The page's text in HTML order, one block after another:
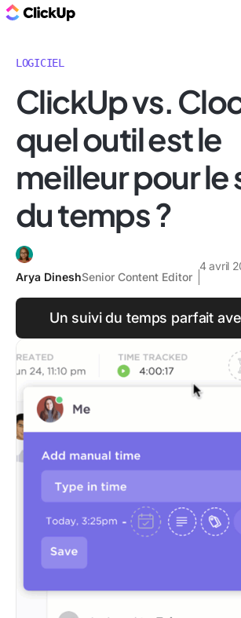
LOGICIEL
ClickUp vs.
quel outil est le
meilleur pour le
du temps ?
Arya DineshSenior Content Editor
4 avril
Un suivi du temps parfait